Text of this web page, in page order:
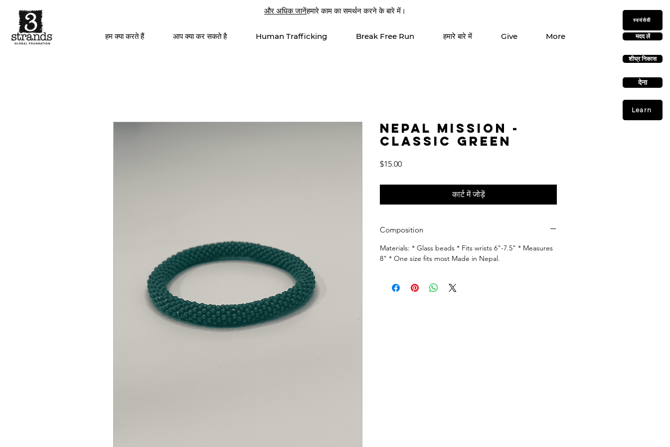
Learn
शीघ्र निकास
मदद लें
देना
स्वयंसेवी
और अधिक जानेंहमारे काम का समर्थन करने के बारे में।
हम क्या करते हैं आप क्या कर सकते है Human Trafficking Break Free Run हमारे बारे में Give More
Nepal Mission -
Classic Green
$15.00मूल्य
कार्ट में जोड़ें
Composition
Materials: * Glass beads * Fits wrists 6"-7.5" * Measures
8" * One size fits most Made in Nepal.